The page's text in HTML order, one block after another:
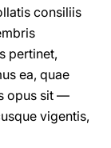
consiliis
pertinet,
ea, quae
opus sit —
vigentis,